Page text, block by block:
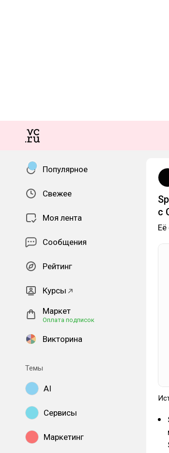
Популярное
Свежее
Моя лента
Сообщения
Рейтинг
Курсы
Маркет
Оплата подписок
Викторина
Темы
AI
Сервисы
Маркетинг
с
Её